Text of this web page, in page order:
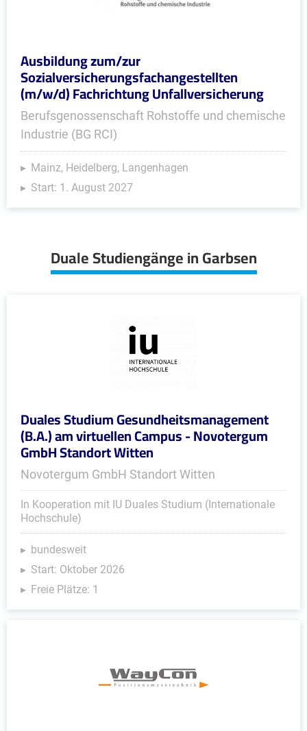
Ausbildung zum/zur
Sozialversicherungsfachangestellten
(m/w/d) Fachrichtung Unfallversicherung
Berufsgenossenschaft Rohstoffe und chemische
Industrie (BG RCI)
Mainz, Heidelberg, Langenhagen
Start: 1. August 2027
Duale Studiengänge in Garbsen
Duales Studium Gesundheitsmanagement
(B.A.) am virtuellen Campus - Novotergum
GmbH Standort Witten
Novotergum GmbH Standort Witten
In Kooperation mit IU Duales Studium (Internationale
Hochschule)
bundesweit
Start: Oktober 2026
Freie Plätze: 1